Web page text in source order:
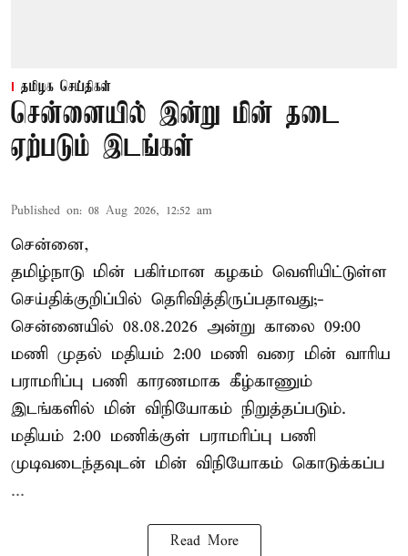
தமிழக செய்திகள்
சென்னையில் இன்று மின் தடை
ஏற்படும் இடங்கள்
Published on: 08 Aug 2026, 12:52 am
சென்னை,
தமிழ்நாடு மின் பகிர்மான கழகம் வெளியிட்டுள்ள
செய்திக்குறிப்பில் தெரிவித்திருப்பதாவது;-
சென்னையில் 08.08.2026 அன்று காலை 09:00
மணி முதல் மதியம் 2:00 மணி வரை மின் வாரிய
பராமரிப்பு பணி காரணமாக கீழ்காணும்
இடங்களில் மின் விநியோகம் நிறுத்தப்படும்.
மதியம் 2:00 மணிக்குள் பராமரிப்பு பணி
முடிவடைந்தவுடன் மின் விநியோகம் கொடுக்கப்ப
...
Read More